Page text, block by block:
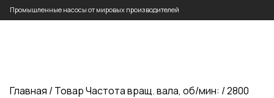
Промышленные насосы от мировых производителей
Главная / Товар Частота вращ. вала, об/мин: / 2800